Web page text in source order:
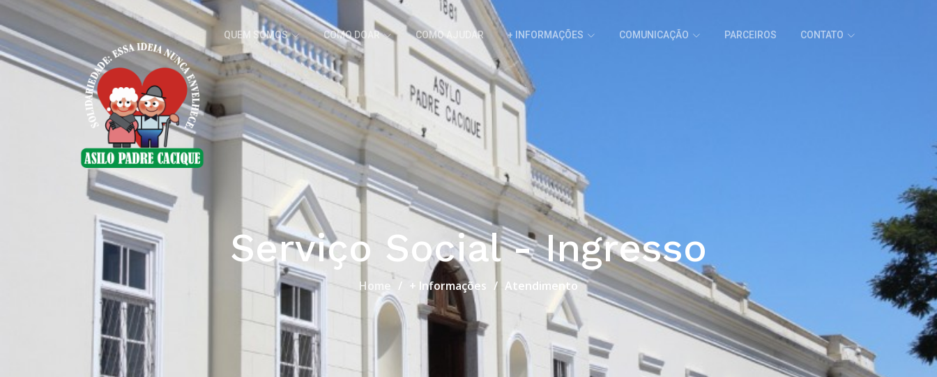
QUEM SOMOS COMO DOAR COMO AJUDAR + INFORMAÇÕES COMUNICAÇÃO PARCEIROS CONTATO
Serviço Social - Ingresso
Home + Informações Atendimento